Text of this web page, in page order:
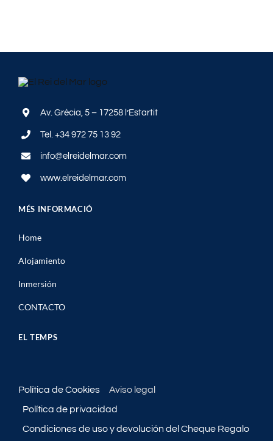
Av. Grècia, 5 – 17258 l’Estartit
Tel. +34 972 75 13 92
info@elreidelmar.com
www.elreidelmar.com
MÉS INFORMACIÓ
Home
Alojamiento
Inmersión
CONTACTO
EL TEMPS
Política de Cookies
Aviso legal
Política de privacidad
Condiciones de uso y devolución del Cheque Regalo